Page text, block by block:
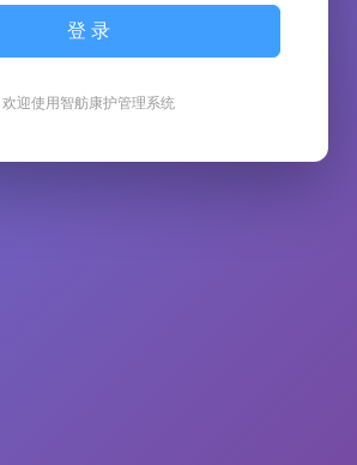
登 录
欢迎使用智舫康护管理系统